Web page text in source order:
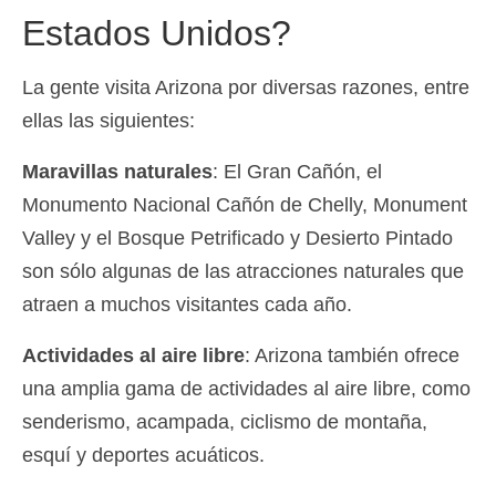
Estados Unidos?
La gente visita Arizona por diversas razones, entre
ellas las siguientes:
Maravillas naturales: El Gran Cañón, el
Monumento Nacional Cañón de Chelly, Monument
Valley y el Bosque Petrificado y Desierto Pintado
son sólo algunas de las atracciones naturales que
atraen a muchos visitantes cada año.
Actividades al aire libre: Arizona también ofrece
una amplia gama de actividades al aire libre, como
senderismo, acampada, ciclismo de montaña,
esquí y deportes acuáticos.